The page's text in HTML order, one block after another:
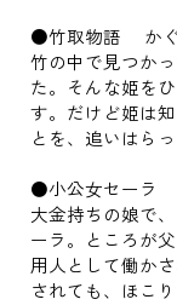
●竹取物語 かぐ
竹の中で見つか
た。そんな姫を
す。だけど姫は
とを、追いはら
●小公女セーラ
大金持ちの娘で
ーラ。ところが
用人として働か
されても、ほこ